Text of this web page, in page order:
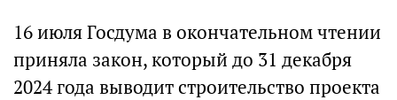
16 июля Госдума в окончательном чтении
приняла закон, который до 31 декабря
2024 года выводит строительство проекта